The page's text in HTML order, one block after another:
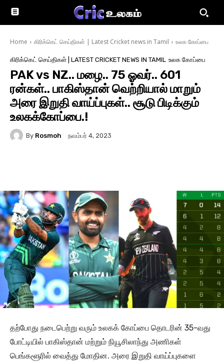
Home கிரிக்கெட் செய்திகள் | Latest Cricket news in Tamil உலக கோப்பை
கிரிக்கெட் செய்திகள் | LATEST CRICKET NEWS IN TAMIL உலக கோப்பை
PAK vs NZ.. மழை.. 75 ஓவர்.. 601
ரன்கள்.. பாகிஸ்தான் வெற்றியால் மாறும்
அரை இறுதி வாய்ப்புகள்.. சூடு பிடிக்கும்
உலகக்கோப்பை.!
By Rosmoh நவம்பர் 4, 2023
தற்போது நடைபெற்று வரும் உலகக் கோப்பை தொடரின் 35-வது
போட்டியில் பாகிஸ்தான் மற்றும் நியூசிலாந்து அணிகள்
பெங்களூரில் வைத்து மோதின. அரை இறுதி வாய்ப்புகளை